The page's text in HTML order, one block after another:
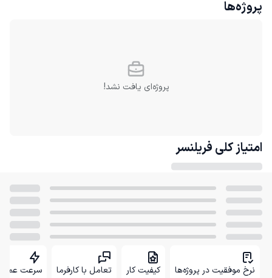
پروژه‌ها
پروژه‌ای یافت نشد!
امتیاز کلی فریلنسر
نرخ موفقیت در پروژه‌ها کیفیت کار تعامل با کارفرما سرعت عمل